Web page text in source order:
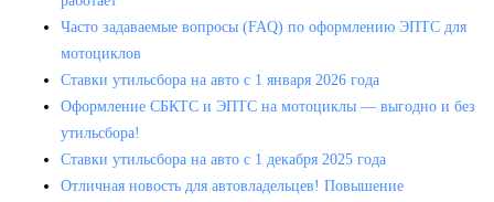
Часто задаваемые вопросы (FAQ) по оформлению ЭПТС для
мотоциклов
Ставки утильсбора на авто с 1 января 2026 года
Оформление СБКТС и ЭПТС на мотоциклы — выгодно и без
утильсбора!
Ставки утильсбора на авто с 1 декабря 2025 года
Отличная новость для автовладельцев! Повышение